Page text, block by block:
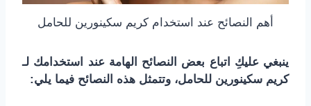
أهم النصائح عند استخدام كريم سكينورين للحامل
ينبغي عليكِ اتباع بعض النصائح الهامة عند استخدامك لـ
كريم سكينورين للحامل، وتتمثل هذه النصائح فيما يلي: